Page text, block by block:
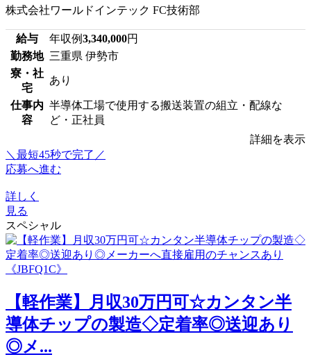
株式会社ワールドインテック FC技術部
給与 年収例3,340,000円
勤務地 三重県 伊勢市
寮・社
宅
あり
仕事内
容
半導体工場で使用する搬送装置の組立・配線な
ど・正社員
詳細を表示
＼最短45秒で完了／
応募へ進む
詳しく
見る
スペシャル
【軽作業】月収30万円可☆カンタン半
導体チップの製造◇定着率◎送迎あり
◎メ...